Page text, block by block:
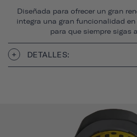
Diseñada para ofrecer un gran
integra una gran funcionalidad
para que siempre sigas
DETALLES: